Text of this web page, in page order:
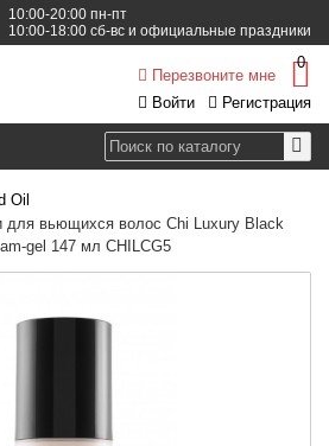
10:00-20:00 пн-пт
10:00-18:00 сб-вс и официальные праздники
Войти Регистрация
Перезвоните мне
0
Oil
для вьющихся волос Chi Luxury Black
gel 147 мл CHILCG5